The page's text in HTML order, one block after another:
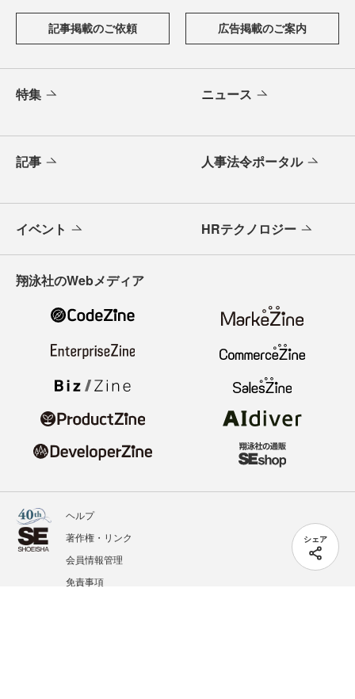
シェア
記事掲載のご依頼 広告掲載のご案内
特集 ニュース
記事 人事法令ポータル
イベント HRテクノロジー
翔泳社のWebメディア
ヘルプ
著作権・リンク
会員情報管理
免責事項